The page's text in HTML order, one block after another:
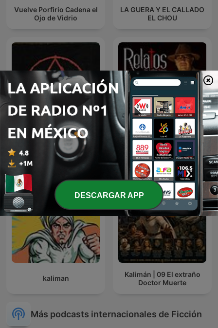
Vuelve Porfirio Cadena el
Ojo de Vidrio
LA GUERA Y EL CALLADO
EL CHOU
Paranormal
Relatos por Santiago
Segovia
kaliman
Kalimán | 09 El extraño
Doctor Muerte
Más podcasts internacionales de Ficción
DESCARGAR APP